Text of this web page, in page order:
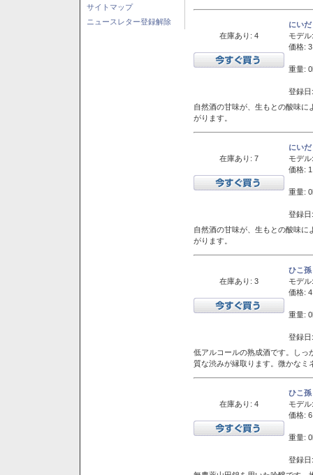
サイトマップ
ニュースレター登録解除
在庫あり: 4
にい
モデル:
価格:
重量:
登録
自然酒の甘味が、生もとの酸味
がります。
在庫あり: 7
にい
モデル:
価格:
重量:
登録
自然酒の甘味が、生もとの酸味
がります。
在庫あり: 3
ひこ
モデル:
価格:
重量:
登録
低アルコールの熟成酒です。しっ
質な渋みが縁取ります。微かなミ
在庫あり: 4
ひこ
モデル:
価格:
重量:
登録